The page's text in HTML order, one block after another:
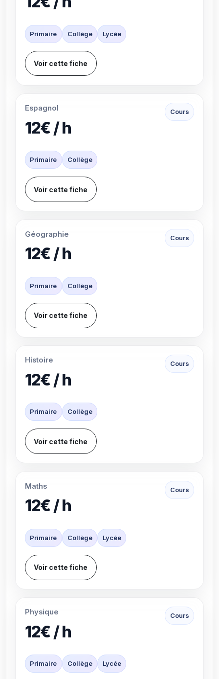
Primaire Collège Lycée
Voir cette fiche
Espagnol
12€ / h
Cours
Primaire Collège
Voir cette fiche
Géographie
12€ / h
Cours
Primaire Collège
Voir cette fiche
Histoire
12€ / h
Cours
Primaire Collège
Voir cette fiche
Maths
12€ / h
Cours
Primaire Collège Lycée
Voir cette fiche
Physique
12€ / h
Cours
Primaire Collège Lycée